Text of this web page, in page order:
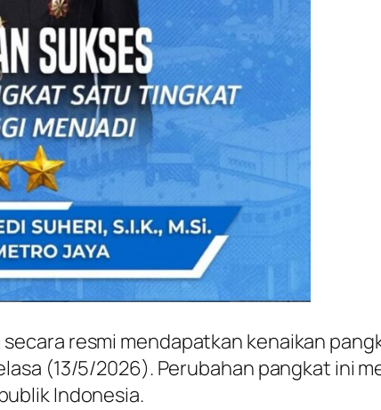
secara resmi mendapatkan kenaikan
(13/5/2026). Perubahan pangkat ini
Indonesia.